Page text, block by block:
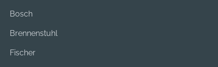
Bosch
Brennenstuhl
Fischer